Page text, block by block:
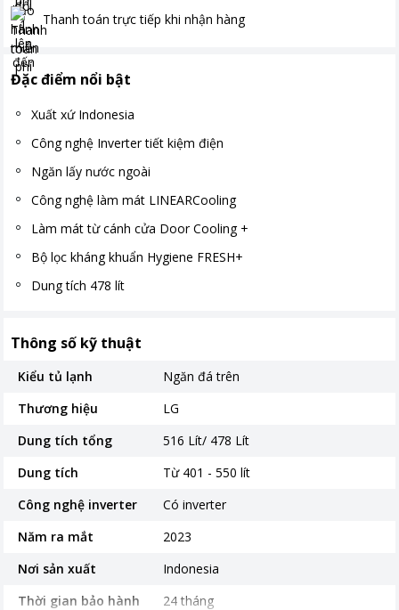
Thanh toán trực tiếp khi nhận hàng
Đặc điểm nổi bật
Xuất xứ Indonesia
Công nghệ Inverter tiết kiệm điện
Ngăn lấy nước ngoài
Công nghệ làm mát LINEARCooling
Làm mát từ cánh cửa Door Cooling +
Bộ lọc kháng khuẩn Hygiene FRESH+
Dung tích 478 lít
Thông số kỹ thuật
Kiểu tủ lạnh
Ngăn đá trên
Thương hiệu
LG
Dung tích tổng
516 Lít/ 478 Lít
Dung tích
Từ 401 - 550 lít
Công nghệ inverter
Có inverter
Năm ra mắt
2023
Nơi sản xuất
Indonesia
Thời gian bảo hành
24 tháng